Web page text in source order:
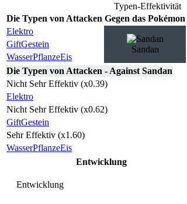
Typen-Effektivität
Die Typen von Attacken Gegen das Pokémon
Elektro
Sandan
GiftGestein
WasserPflanzeEis
Die Typen von Attacken - Against Sandan
Nicht Sehr Effektiv (x0.39)
Elektro
Nicht Sehr Effektiv (x0.62)
GiftGestein
Sehr Effektiv (x1.60)
WasserPflanzeEis
Entwicklung
Entwicklung